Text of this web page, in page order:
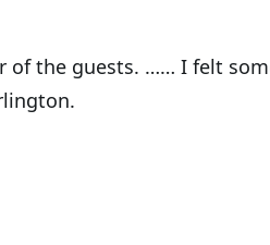
of the guests. …… I felt